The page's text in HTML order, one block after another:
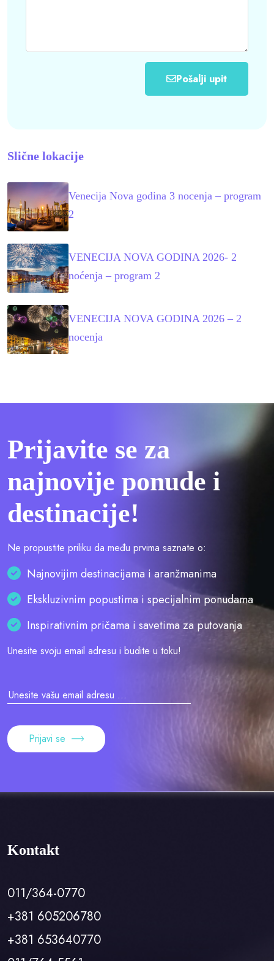
Pošalji upit
Slične lokacije
Venecija Nova godina 3 nocenja – program
2
VENECIJA NOVA GODINA 2026- 2
noćenja – program 2
VENECIJA NOVA GODINA 2026 – 2
nocenja
Prijavite se za
najnovije ponude i
destinacije!
Ne propustite priliku da među prvima saznate o:
Najnovijim destinacijama i aranžmanima
Ekskluzivnim popustima i specijalnim ponudama
Inspirativnim pričama i savetima za putovanja
Unesite svoju email adresu i budite u toku!
Prijavi se
Kontakt
011/364-0770
+381 605206780
+381 653640770